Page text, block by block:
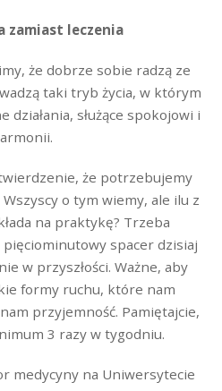
zamiast leczenia
że dobrze sobie radzą ze
taki tryb życia, w którym
działania, służące spokojowi i
że potrzebujemy
o tym wiemy, ale ilu z
na praktykę? Trzeba
spacer dzisiaj
w przyszłości. Ważne, aby
formy ruchu, które nam
przyjemność. Pamiętajcie,
3 razy w tygodniu.
medycyny na Uniwersytecie